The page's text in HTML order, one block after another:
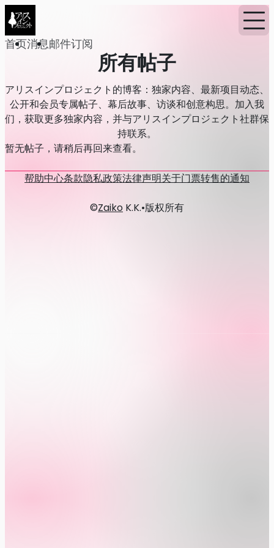
首页消息邮件订阅
所有帖子
アリスインプロジェクト的博客：独家内容、最新项目动态、
公开和会员专属帖子、幕后故事、访谈和创意构思。加入我
们，获取更多独家内容，并与アリスインプロジェクト社群保
持联系。
暂无帖子，请稍后再回来查看。
帮助中心条款隐私政策法律声明关于门票转售的通知
©Zaiko K.K.•版权所有